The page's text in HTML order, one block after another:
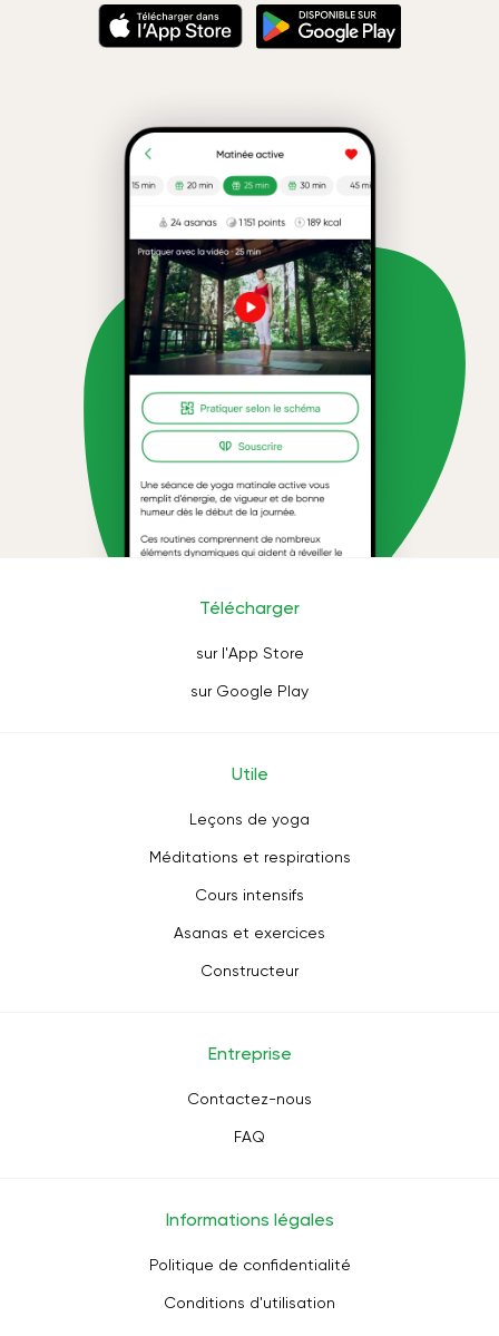
Télécharger
sur l'App Store
sur Google Play
Utile
Leçons de yoga
Méditations et respirations
Cours intensifs
Asanas et exercices
Constructeur
Entreprise
Contactez-nous
FAQ
Informations légales
Politique de confidentialité
Conditions d'utilisation